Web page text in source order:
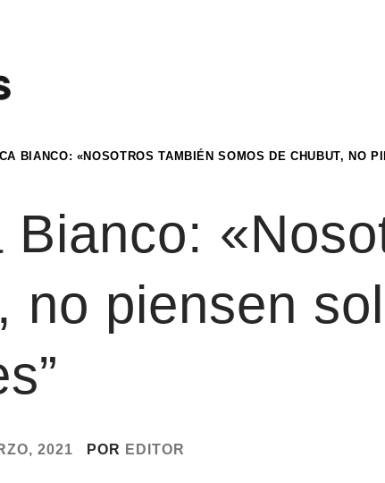
BIANCO: «NOSOTROS TAMBIÉN SOMOS DE CHUBUT, NO
Bianco:
no piensen
2021 POR EDITOR